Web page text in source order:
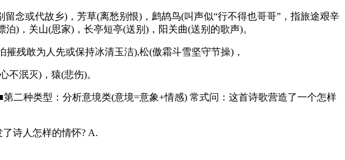
念或代故乡)，芳草(离愁别恨)，鹧鸪鸟(叫声似“行不得也哥哥”，指旅途艰辛
)，关山(思家)，长亭短亭(送别)，阳关曲(送别的歌声)。
残敢为人先或保持冰清玉洁),松(傲霜斗雪坚守节操)，
不泯灭)，猿(悲伤)。
二种类型：分析意境类(意境=意象+情感) 常式问：这首诗歌营造了一个怎样
诗人怎样的情怀? A.